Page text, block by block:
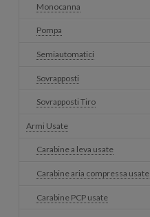
Monocanna
Pompa
Semiautomatici
Sovrapposti
Sovrapposti Tiro
Armi Usate
Carabine a leva usate
Carabine aria compressa usate
Carabine PCP usate